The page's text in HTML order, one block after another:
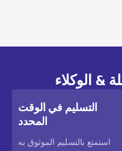
& الوكلاء
التسليم في الوقت
المحدد
استمتع بالتسليم الموثوق به